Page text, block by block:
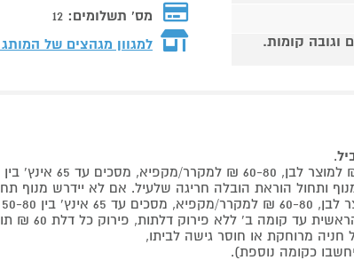
וגובה קומות.
מס' תשלומים: 12
למגוון מגהצים של
.
פירוק דלתות, פירוק כל דלת 60 ₪ תוספת למוביל בבית.